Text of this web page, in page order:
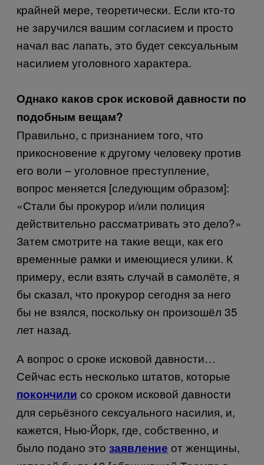
крайней мере, теоретически. Если кто-то
не заручился вашим согласием и просто
начал вас лапать, это будет сексуальным
насилием уголовного характера.
Однако каков срок исковой давности по
подобным вещам?
Правильно, с признанием того, что
прикосновение к другому человеку против
его воли – уголовное преступление,
вопрос меняется [следующим образом]:
«Стали бы прокурор и/или полиция
действительно рассматривать это дело?»
Затем смотрите на такие вещи, как его
временные рамки и имеющиеся улики. К
примеру, если взять случай в самолёте, я
бы сказал, что прокурор сегодня за него
бы не взялся, поскольку он произошёл 35
лет назад.
А вопрос о сроке исковой давности…
Сейчас есть несколько штатов, которые
покончили со сроком исковой давности
для серьёзного сексуального насилия, и,
кажется, Нью-Йорк, где, собственно, и
было подано это заявление от женщины,